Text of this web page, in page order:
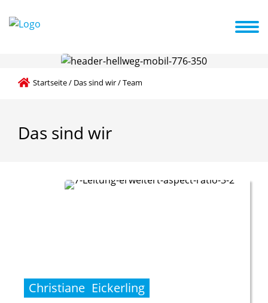
Kindergarten A-B-C
Startseite/ Das sind wir/Team
Das sind wir
Christiane Eickerling